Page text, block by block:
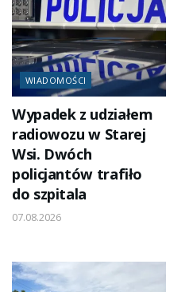
WIADOMOŚCI
Wypadek z udziałem
radiowozu w Starej
Wsi. Dwóch
policjantów trafiło
do szpitala
07.08.2026